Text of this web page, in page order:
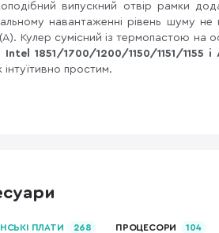
випускний отвір рамки
навантаженні рівень шуму
Кулер сумісний із термопастою на
Intel 1851/1700/1200/1150/1151/1155 і
простим.
ПЛАТИ 268 ПРОЦЕСОРИ 104